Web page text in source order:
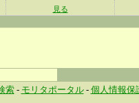
見る
索- モリタポータル- 個人情報保